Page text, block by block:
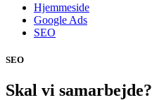
Hjemmeside
Google Ads
SEO
SEO
Skal vi samarbejde?